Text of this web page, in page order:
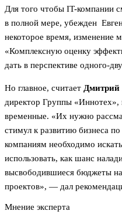
Для того чтобы IT-компании
в полной мере, убежден
некоторое время, изменение
«Комплексную оценку
дать в перспективе одного-
Но главное, считает Дмитрий
директор Группы
временные. «Их нужно
стимул к развитию бизнеса
компаниям необходимо
использовать, как шанс
высвободившиеся бюджеты
проектов», — дал
Мнение эксперта